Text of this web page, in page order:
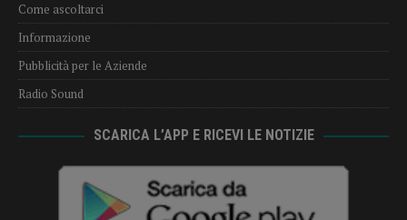
Come ascoltarci
Informazione
Pubblicità per le Aziende
Radio Sound
SCARICA L’APP E RICEVI LE NOTIZIE